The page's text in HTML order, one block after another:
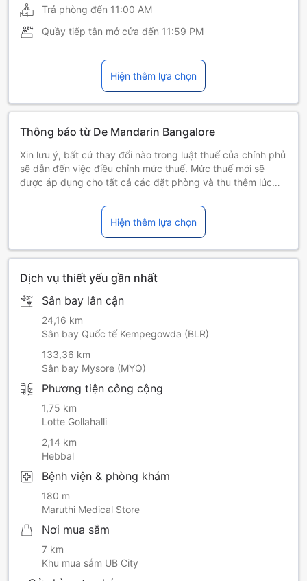
Trả phòng đến 11:00 AM
Quầy tiếp tân mở cửa đến 11:59 PM
Hiện thêm lựa chọn
Thông báo từ De Mandarin Bangalore
Xin lưu ý, bất cứ thay đổi nào trong luật thuế của chính phủ
sẽ dẫn đến việc điều chỉnh mức thuế. Mức thuế mới sẽ
được áp dụng cho tất cả các đặt phòng và thu thêm lúc
Hiện thêm lựa chọn
Dịch vụ thiết yếu gần nhất
Sân bay lân cận
24,16 km
Sân bay Quốc tế Kempegowda (BLR)
133,36 km
Sân bay Mysore (MYQ)
Phương tiện công cộng
1,75 km
Lotte Gollahalli
2,14 km
Hebbal
Bệnh viện & phòng khám
180 m
Maruthi Medical Store
Nơi mua sắm
7 km
Khu mua sắm UB City